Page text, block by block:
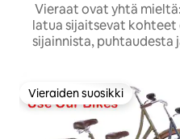
Vieraat ovat yhtä
latua sijaitsevat
sijainnista, puhtaudesta
Vieraiden suosikki
Vieraiden suosikki